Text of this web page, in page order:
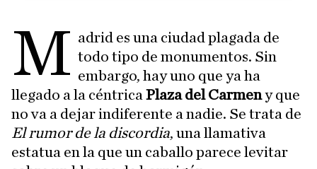
M adrid es una ciudad plagada de
todo tipo de monumentos. Sin
embargo, hay uno que ya ha
llegado a la céntrica Plaza del Carmeny que
no va a dejar indiferente a nadie. Se trata de
El rumor de la discordia, una llamativa
estatua en la que un caballo parece levitar